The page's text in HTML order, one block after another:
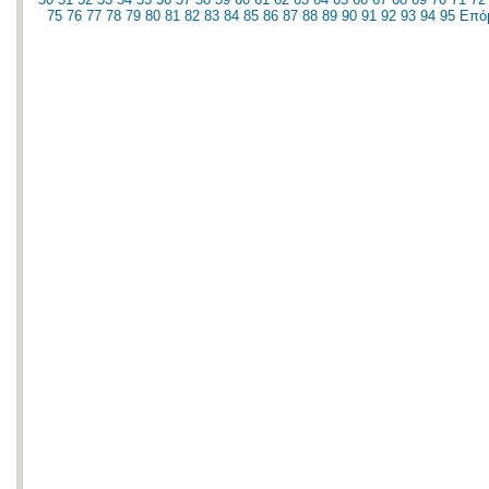
75 76 77 78 79 80 81 82 83 84 85 86 87 88 89 90 91 92 93 94 95